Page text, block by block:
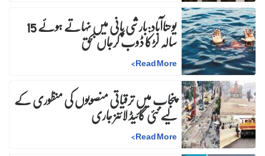
یوحناآباد:بارشی پانی میں نہاتے ہوئے 15 سالہ لڑکا ڈوب کرجاں بحق
Read More
>
پنجاب میں ترقیاتی منصوبوں کی منظوری کے
لیے نئی گائیڈ لائنز جاری
Read More
>